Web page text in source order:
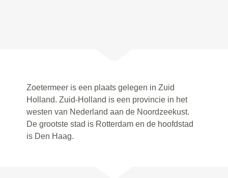
Zoetermeer is een plaats gelegen in Zuid
Holland. Zuid-Holland is een provincie in het
westen van Nederland aan de Noordzeekust.
De grootste stad is Rotterdam en de hoofdstad
is Den Haag.